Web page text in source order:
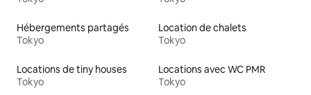
Hébergements partagés
Tokyo
Location de chalets
Tokyo
Locations de tiny houses
Tokyo
Locations avec WC PMR
Tokyo